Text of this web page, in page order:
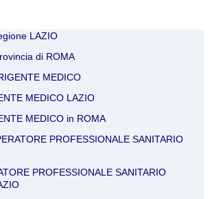
LAZIO
di ROMA
MEDICO
MEDICO LAZIO
MEDICO in ROMA
PROFESSIONALE SANITARIO
PROFESSIONALE SANITARIO